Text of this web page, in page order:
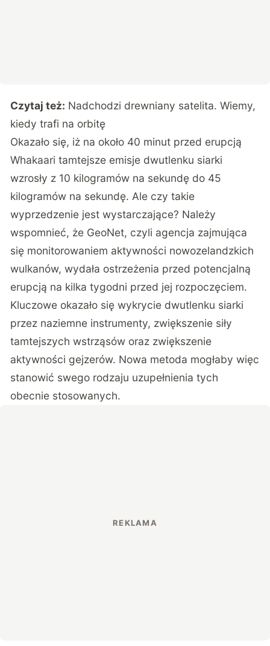
Czytaj też: Nadchodzi drewniany satelita. Wiemy,
kiedy trafi na orbitę
Okazało się, iż na około 40 minut przed erupcją
Whakaari tamtejsze emisje dwutlenku siarki
wzrosły z 10 kilogramów na sekundę do 45
kilogramów na sekundę. Ale czy takie
wyprzedzenie jest wystarczające? Należy
wspomnieć, że GeoNet, czyli agencja zajmująca
się monitorowaniem aktywności nowozelandzkich
wulkanów, wydała ostrzeżenia przed potencjalną
erupcją na kilka tygodni przed jej rozpoczęciem.
Kluczowe okazało się wykrycie dwutlenku siarki
przez naziemne instrumenty, zwiększenie siły
tamtejszych wstrząsów oraz zwiększenie
aktywności gejzerów. Nowa metoda mogłaby więc
stanowić swego rodzaju uzupełnienia tych
obecnie stosowanych.